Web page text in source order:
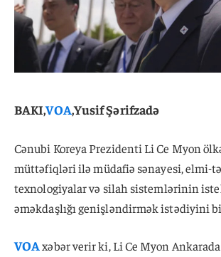
BAKI,VOA,Yusif Şərifzadə
Cənubi Koreya Prezidenti Li Ce Myon
müttəfiqləri ilə müdafiə sənayesi, elmi-
texnologiyalar və silah sistemlərinin
əməkdaşlığı genişləndirmək istədiyini
VOAxəbər verir ki, Li Ce Myon